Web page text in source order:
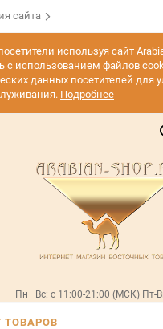
сайта
используя сайт
с использованием файлов
данных посетителей для
Подробнее
Пн—Вс: с 11:00-21:00 (МСК) Пт-
ТОВАРОВ